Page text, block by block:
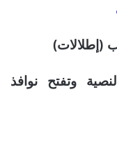
(إطلالات)
وتفتح نوافذ